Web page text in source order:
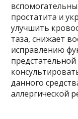
простатита и
улучшить
таза, снижает
исправлению
данного
аллергической